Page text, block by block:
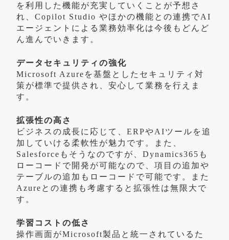
を利用した機能が充実していくことが予想さ
れ、Copilot Studio やほかの機能との連携でAI
エージェントによる業務効率化は今後もどんど
ん進んでいきます。
データセキュリティの強化
Microsoft Azureを基盤としたセキュリティ対
策が標準で提供され、安心して業務を行えま
す。
拡張性の高さ
ビジネスの成長に応じて、ERPやAIツールを追
加していける柔軟性が魅力です。また、
Salesforceもそうなのですが、Dynamics365も
ローコードで開発が可能なので、項目の追加や
テーブルの追加もローコードで可能です。また
Azureとの連携も考慮すると拡張性は無限大で
す。
学習コストの低さ
操作画面がMicrosoft製品と統一されているた